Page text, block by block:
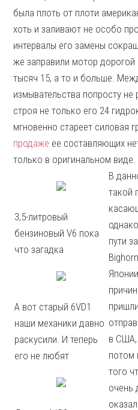
была плоть от плоти
хоть и заливают не особо
интервалы его замены
же заправили мотор дорогой
тысяч 15, а то и больше.
измывательства попросту не
строя не только его 24
мгновенно стареет силовая
продаже ее составляющих
только в оригинальном виде.
3,5-литровый
бензиновый V6 пока
что загадка
А вот старый 6VD1
наши механики давно
раскусили. И теперь
его не любят
В
такой
пути
в США,
потом
того
очень